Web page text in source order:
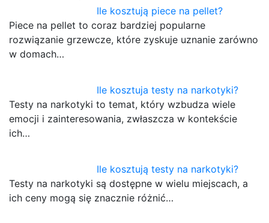
Ile kosztują piece na pellet?
Piece na pellet to coraz bardziej popularne
rozwiązanie grzewcze, które zyskuje uznanie zarówno
w domach…
Ile kosztuja testy na narkotyki?
Testy na narkotyki to temat, który wzbudza wiele
emocji i zainteresowania, zwłaszcza w kontekście
ich…
Ile kosztują testy na narkotyki?
Testy na narkotyki są dostępne w wielu miejscach, a
ich ceny mogą się znacznie różnić…